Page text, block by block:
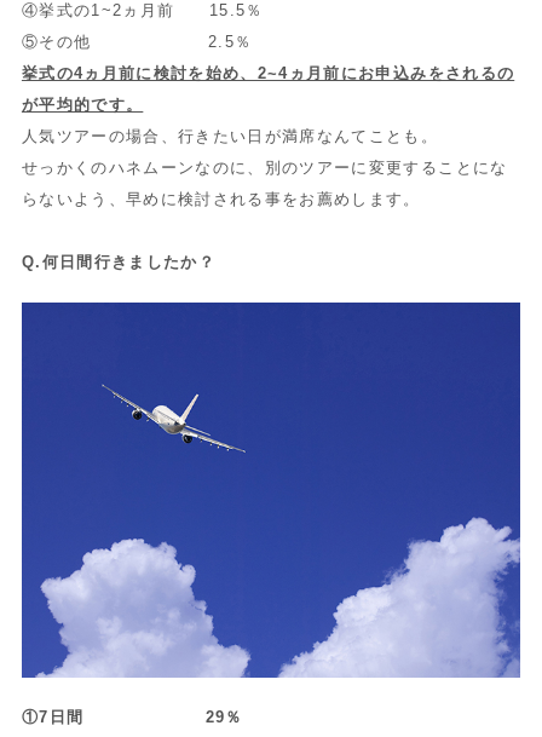
④挙式の1~2ヵ月前 15.5％
⑤その他 2.5％
挙式の4ヵ月前に検討を始め、2~4ヵ月前にお申込みをされるの
が平均的です。
人気ツアーの場合、行きたい日が満席なんてことも。
せっかくのハネムーンなのに、別のツアーに変更することにな
らないよう、早めに検討される事をお薦めします。
Q.何日間行きましたか？
①7日間 29％